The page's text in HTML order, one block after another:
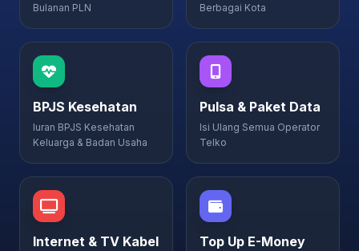
Bulanan PLN
Berbagai Kota
BPJS Kesehatan
Iuran BPJS Kesehatan
Keluarga & Badan Usaha
Pulsa & Paket Data
Isi Ulang Semua Operator
Telko
Internet & TV Kabel Top Up E-Money